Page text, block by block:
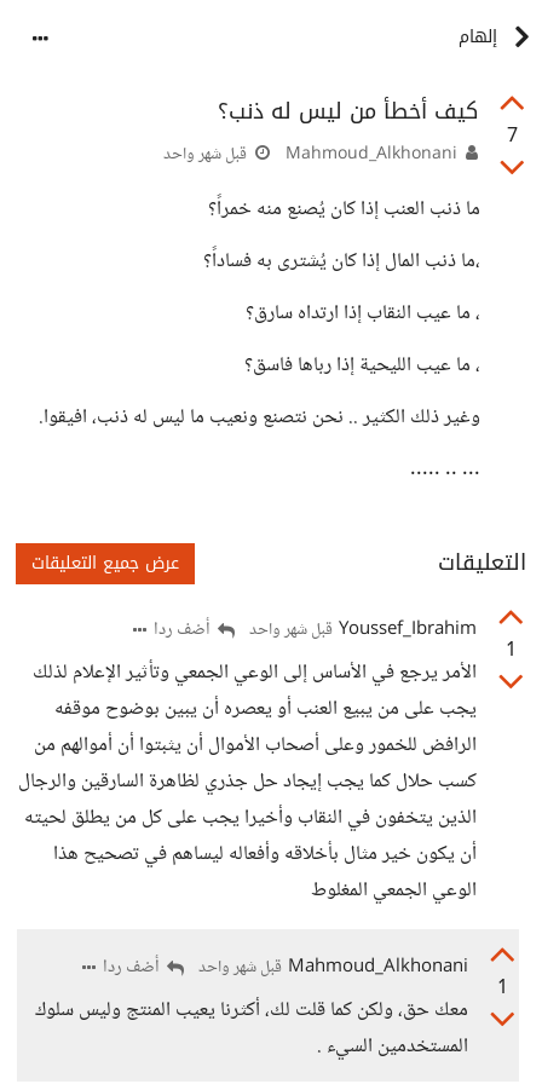
إلهام
7
كيف أخطأ من ليس له ذنب؟
قبل شهر واحد
ما ذنب العنب إذا كان يُصنع منه خمراً؟
،ما ذنب المال إذا كان يُشترى به فساداً؟
، ما عيب النقاب إذا ارتداه سارق؟
، ما عيب الليحية إذا رباها فاسق؟
وغير ذلك الكثير .. نحن نتصنع ونعيب ما ليس له ذنب، افيقوا.
... .. .....
التعليقات عرض جميع التعليقات
1
Youssef_Ibrahim قبل شهر واحد أضف ردا
الأمر يرجع في الأساس إلى الوعي الجمعي وتأثير الإعلام لذلك
يجب على من يبيع العنب أو يعصره أن يبين بوضوح موقفه
الرافض للخمور وعلى أصحاب الأموال أن يثبتوا أن أموالهم من
كسب حلال كما يجب إيجاد حل جذري لظاهرة السارقين والرجال
الذين يتخفون في النقاب وأخيرا يجب على كل من يطلق لحيته
أن يكون خير مثال بأخلاقه وأفعاله ليساهم في تصحيح هذا
الوعي الجمعي المغلوط
1
Mahmoud_Alkhonani قبل شهر واحد أضف ردا
معك حق، ولكن كما قلت لك، أكثرنا يعيب المنتج وليس سلوك
المستخدمين السيء .